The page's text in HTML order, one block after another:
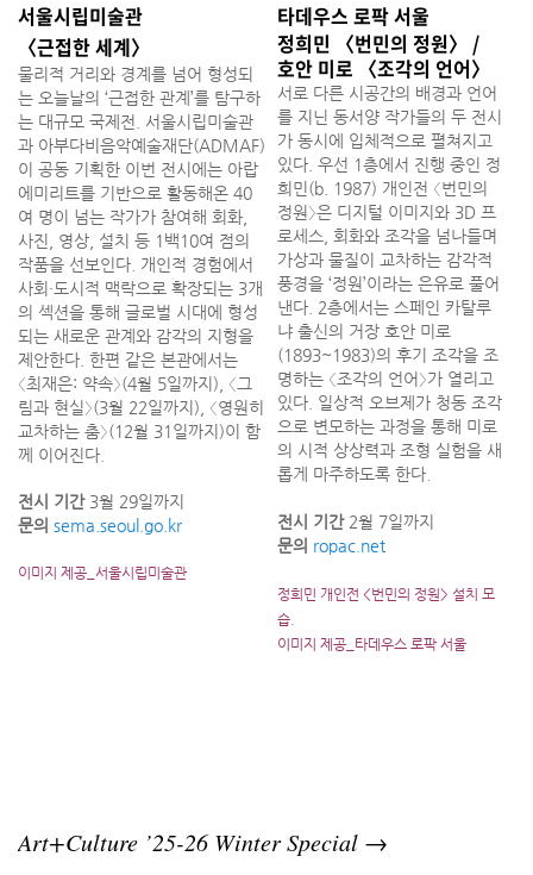
서울시립미술관
〈근접한 세계〉
물리적 거리와 경계를 넘어 형성되
는 오늘날의 ‘근접한 관계’를 탐구하
는 대규모 국제전. 서울시립미술관
과 아부다비음악예술재단(ADMAF)
이 공동 기획한 이번 전시에는 아랍
에미리트를 기반으로 활동해온 40
여 명이 넘는 작가가 참여해 회화,
사진, 영상, 설치 등 1백10여 점의
작품을 선보인다. 개인적 경험에서
사회·도시적 맥락으로 확장되는 3개
의 섹션을 통해 글로벌 시대에 형성
되는 새로운 관계와 감각의 지형을
제안한다. 한편 같은 본관에서는
〈최재은: 약속〉(4월 5일까지), 〈그
림과 현실〉(3월 22일까지), 〈영원히
교차하는 춤〉(12월 31일까지)이 함
께 이어진다.
전시 기간 3월 29일까지
문의 sema.seoul.go.kr
이미지 제공_서울시립미술관
타데우스 로팍 서울
정희민 〈번민의 정원〉 /
호안 미로 〈조각의 언어〉
서로 다른 시공간의 배경과 언어
를 지닌 동서양 작가들의 두 전시
가 동시에 입체적으로 펼쳐지고
있다. 우선 1층에서 진행 중인 정
희민(b. 1987) 개인전 〈번민의
정원〉은 디지털 이미지와 3D 프
로세스, 회화와 조각을 넘나들며
가상과 물질이 교차하는 감각적
풍경을 ‘정원’이라는 은유로 풀어
낸다. 2층에서는 스페인 카탈루
냐 출신의 거장 호안 미로
(1893~1983)의 후기 조각을 조
명하는 〈조각의 언어〉가 열리고
있다. 일상적 오브제가 청동 조각
으로 변모하는 과정을 통해 미로
의 시적 상상력과 조형 실험을 새
롭게 마주하도록 한다.
전시 기간 2월 7일까지
문의 ropac.net
정희민 개인전 <번민의 정원> 설치 모
습.
이미지 제공_타데우스 로팍 서울
Art+Culture ’25-26 Winter Special →